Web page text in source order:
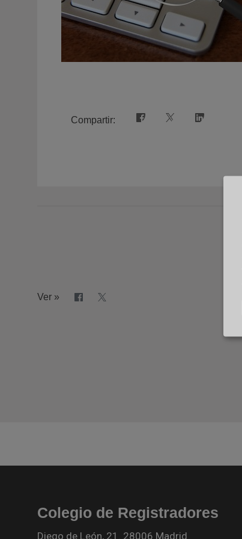
Compartir:
Ver »
Colegio de Registradores
Diego de León, 21. 28006 Madrid